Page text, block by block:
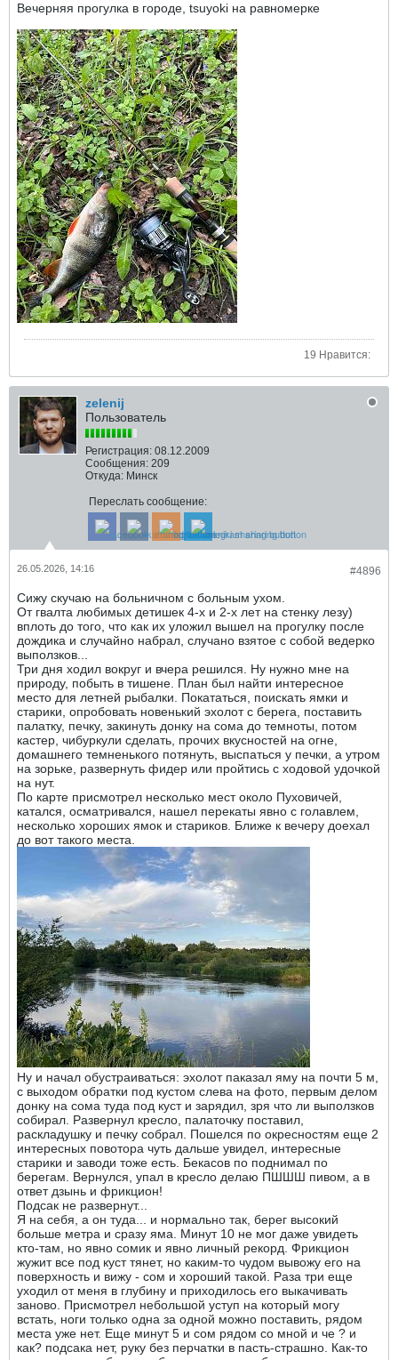
Вечерняя прогулка в городе, tsuyoki на равномерке
19 Нравится:
zelenij
Пользователь
Регистрация: 08.12.2009
Сообщения: 209
Откуда: Минск
Переслать сообщение:
#4896
26.05.2026, 14:16
Сижу скучаю на больничном с больным ухом.
От гвалта любимых детишек 4-х и 2-х лет на стенку лезу)
вплоть до того, что как их уложил вышел на прогулку после
дождика и случайно набрал, случано взятое с собой ведерко
выползков...
Три дня ходил вокруг и вчера решился. Ну нужно мне на
природу, побыть в тишене. План был найти интересное
место для летней рыбалки. Покататься, поискать ямки и
старики, опробовать новенький эхолот с берега, поставить
палатку, печку, закинуть донку на сома до темноты, потом
кастер, чибуркули сделать, прочих вкусностей на огне,
домашнего темненького потянуть, выспаться у печки, а утром
на зорьке, развернуть фидер или пройтись с ходовой удочкой
на нут.
По карте присмотрел несколько мест около Пуховичей,
катался, осматривался, нашел перекаты явно с голавлем,
несколько хороших ямок и стариков. Ближе к вечеру доехал
до вот такого места.
Ну и начал обустраиваться: эхолот паказал яму на почти 5 м,
с выходом обратки под кустом слева на фото, первым делом
донку на сома туда под куст и зарядил, зря что ли выползков
собирал. Развернул кресло, палаточку поставил,
раскладушку и печку собрал. Пошелся по окресностям еще 2
интересных повотора чуть дальше увидел, интересные
старики и заводи тоже есть. Бекасов по поднимал по
берегам. Вернулся, упал в кресло делаю ПШШШ пивом, а в
ответ дзынь и фрикцион!
Подсак не развернут...
Я на себя, а он туда... и нормально так, берег высокий
больше метра и сразу яма. Минут 10 не мог даже увидеть
кто-там, но явно сомик и явно личный рекорд. Фрикцион
жужит все под куст тянет, но каким-то чудом вывожу его на
поверхность и вижу - сом и хороший такой. Раза три еще
уходил от меня в глубину и приходилось его выкачивать
заново. Присмотрел небольшой уступ на который могу
встать, ноги только одна за одной можно поставить, рядом
места уже нет. Еще минут 5 и сом рядом со мной и че ? и
как? подсака нет, руку без перчатки в пасть-страшно. Как-то